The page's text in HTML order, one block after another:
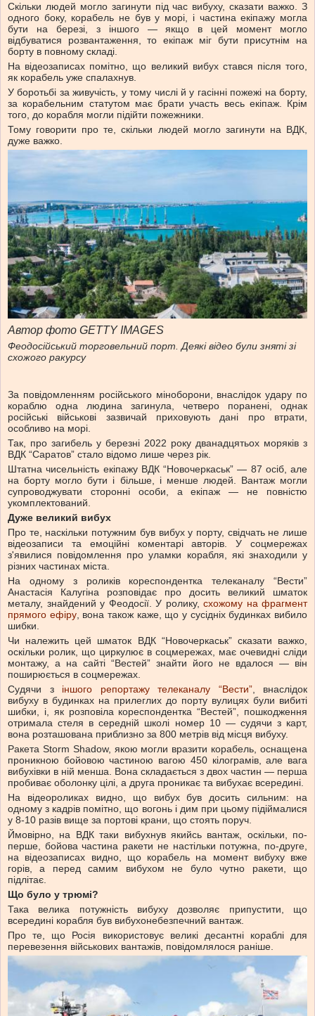
Скільки людей могло загинути під час вибуху, сказати важко. З
одного боку, корабель не був у морі, і частина екіпажу могла
бути на березі, з іншого — якщо в цей момент могло
відбуватися розвантаження, то екіпаж міг бути присутнім на
борту в повному складі.
На відеозаписах помітно, що великий вибух стався після того,
як корабель уже спалахнув.
У боротьбі за живучість, у тому числі й у гасінні пожежі на борту,
за корабельним статутом має брати участь весь екіпаж. Крім
того, до корабля могли підійти пожежники.
Тому говорити про те, скільки людей могло загинути на ВДК,
дуже важко.
Автор фото GETTY IMAGES
Феодосійський торговельний порт. Деякі відео були зняті зі
схожого ракурсу
За повідомленням російського міноборони, внаслідок удару по
кораблю одна людина загинула, четверо поранені, однак
російські військові зазвичай приховують дані про втрати,
особливо на морі.
Так, про загибель у березні 2022 року дванадцятьох моряків з
ВДК “Саратов” стало відомо лише через рік.
Штатна чисельність екіпажу ВДК “Новочеркаськ” — 87 осіб, але
на борту могло бути і більше, і менше людей. Вантаж могли
супроводжувати сторонні особи, а екіпаж — не повністю
укомплектований.
Дуже великий вибух
Про те, наскільки потужним був вибух у порту, свідчать не лише
відеозаписи та емоційні коментарі авторів. У соцмережах
з'явилися повідомлення про уламки корабля, які знаходили у
різних частинах міста.
На одному з роликів кореспондентка телеканалу “Вести”
Анастасія Калугіна розповідає про досить великий шматок
металу, знайдений у Феодосії. У ролику, схожому на фрагмент
прямого ефіру, вона також каже, що у сусідніх будинках вибило
шибки.
Чи належить цей шматок ВДК “Новочеркаськ” сказати важко,
оскільки ролик, що циркулює в соцмережах, має очевидні сліди
монтажу, а на сайті “Вестей” знайти його не вдалося — він
поширюється в соцмережах.
Судячи з іншого репортажу телеканалу “Вести”, внаслідок
вибуху в будинках на прилеглих до порту вулицях були вибиті
шибки, і, як розповіла кореспондентка “Вестей”, пошкодження
отримала стеля в середній школі номер 10 — судячи з карт,
вона розташована приблизно за 800 метрів від місця вибуху.
Ракета Storm Shadow, якою могли вразити корабель, оснащена
проникною бойовою частиною вагою 450 кілограмів, але вага
вибухівки в ній менша. Вона складається з двох частин — перша
пробиває оболонку цілі, а друга проникає та вибухає всередині.
На відеороликах видно, що вибух був досить сильним: на
одному з кадрів помітно, що вогонь і дим при цьому підіймалися
у 8-10 разів вище за портові крани, що стоять поруч.
Ймовірно, на ВДК таки вибухнув якийсь вантаж, оскільки, по-
перше, бойова частина ракети не настільки потужна, по-друге,
на відеозаписах видно, що корабель на момент вибуху вже
горів, а перед самим вибухом не було чутно ракети, що
підлітає.
Що було у трюмі?
Така велика потужність вибуху дозволяє припустити, що
всередині корабля був вибухонебезпечний вантаж.
Про те, що Росія використовує великі десантні кораблі для
перевезення військових вантажів, повідомлялося раніше.